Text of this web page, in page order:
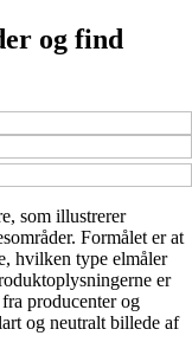
og find
som illustrerer
Formålet er at
hvilken type elmåler
er
producenter og
og neutralt billede af